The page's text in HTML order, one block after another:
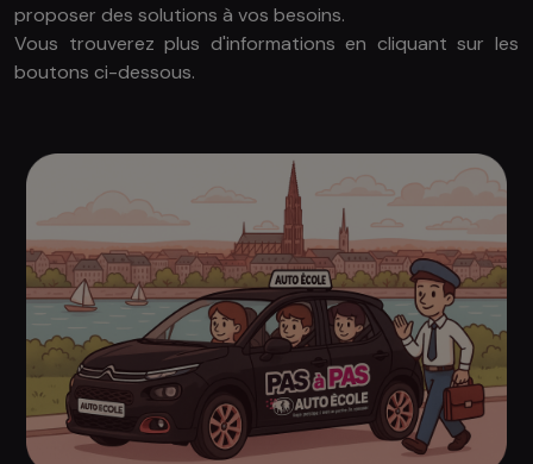
proposer des solutions à vos besoins.
Vous trouverez plus d'informations en cliquant sur les
boutons ci-dessous.